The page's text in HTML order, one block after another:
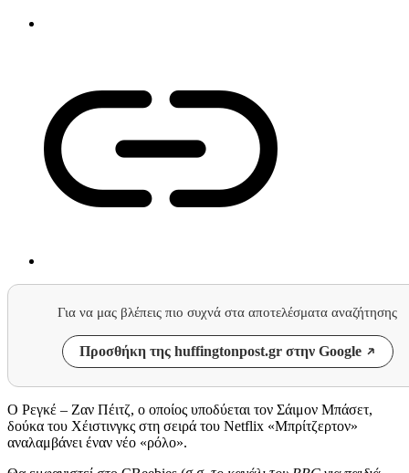
Για να μας βλέπεις πιο συχνά στα αποτελέσματα αναζήτησης
Προσθήκη της huffingtonpost.gr στην Google
Ο Ρεγκέ – Ζαν Πέιτζ, ο οποίος υποδύεται τον Σάιμον Μπάσετ,
δούκα του Χέιστινγκς στη σειρά του Netflix «Μπρίτζερτον»
αναλαμβάνει έναν νέο «ρόλο».